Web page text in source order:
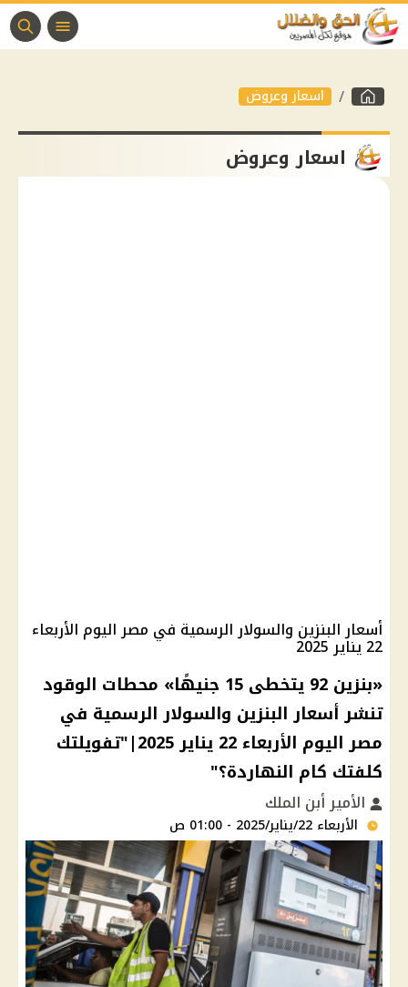
اسعار وعروض
اسعار وعروض
أسعار البنزين والسولار الرسمية في مصر اليوم الأربعاء
22 يناير 2025
«بنزين 92 يتخطى 15 جنيهًا» محطات الوقود
تنشر أسعار البنزين والسولار الرسمية في
مصر اليوم الأربعاء 22 يناير 2025|"تفويلتك
كلفتك كام النهاردة؟"
الأمير أبن الملك
الأربعاء 22/يناير/2025 - 01:00 ص